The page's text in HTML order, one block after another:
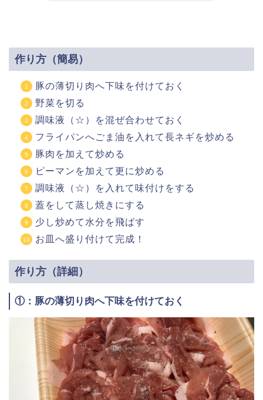
作り方（簡易）
豚の薄切り肉へ下味を付けておく
野菜を切る
調味液（☆）を混ぜ合わせておく
フライパンへごま油を入れて長ネギを炒める
豚肉を加えて炒める
ピーマンを加えて更に炒める
調味液（☆）を入れて味付けをする
蓋をして蒸し焼きにする
少し炒めて水分を飛ばす
お皿へ盛り付けて完成！
作り方（詳細）
①：豚の薄切り肉へ下味を付けておく